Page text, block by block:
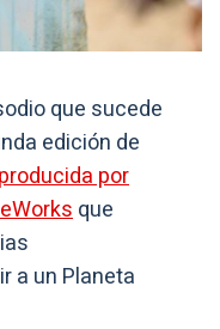
que sucede
edición de
por
que
a un Planeta